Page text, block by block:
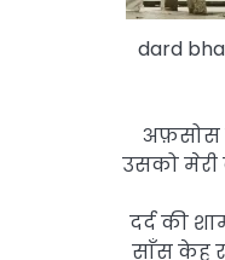
dard
अफ़सोस
उसको
दर्द की
साँस केह